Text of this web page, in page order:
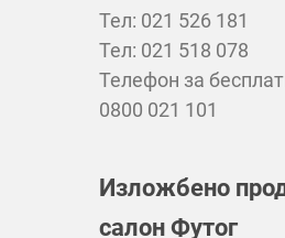
Тел: 021 526 181
Тел: 021 518 078
Телефон за
0800 021 101
Изложбено
салон Футог